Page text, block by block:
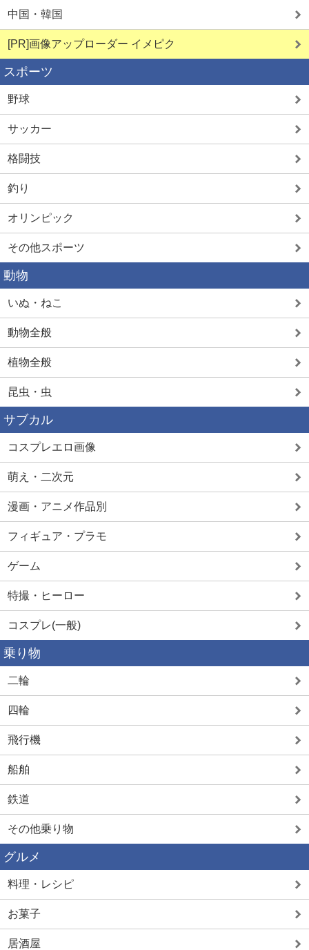
中国・韓国
[PR]画像アップローダー イメピク
スポーツ
野球
サッカー
格闘技
釣り
オリンピック
その他スポーツ
動物
いぬ・ねこ
動物全般
植物全般
昆虫・虫
サブカル
コスプレエロ画像
萌え・二次元
漫画・アニメ作品別
フィギュア・プラモ
ゲーム
特撮・ヒーロー
コスプレ(一般)
乗り物
二輪
四輪
飛行機
船舶
鉄道
その他乗り物
グルメ
料理・レシピ
お菓子
居酒屋